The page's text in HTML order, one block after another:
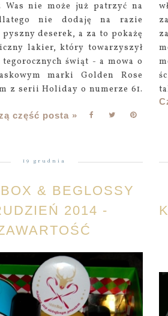
Was nie może już patrzyć na
nie dodaję na razie
deserek, a za to pokażę
lakier, który towarzyszył
świąt - a mowa o
marki Golden Rose
z serii Holiday o numerze 61.
część posta »
19 grudnia
& BEGLOSSY
2014 -